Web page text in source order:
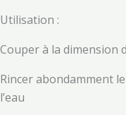
Utilisation :
Couper à la dimension
Rincer abondamment
l’eau